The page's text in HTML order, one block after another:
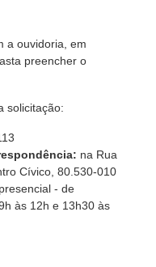
a ouvidoria, em
preencher o
solicitação:
na Rua
Cívico, 80.530-010
- de
às 12h e 13h30 às